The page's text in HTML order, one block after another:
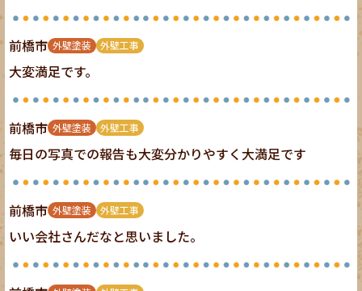
前橋市 外壁塗装 外壁工事
大変満足です。
前橋市 外壁塗装 外壁工事
毎日の写真での報告も大変分かりやすく大満足です
前橋市 外壁塗装 外壁工事
いい会社さんだなと思いました。